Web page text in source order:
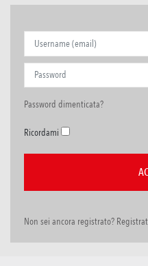
Password dimenticata?
Ricordami
Non sei ancora registrato?